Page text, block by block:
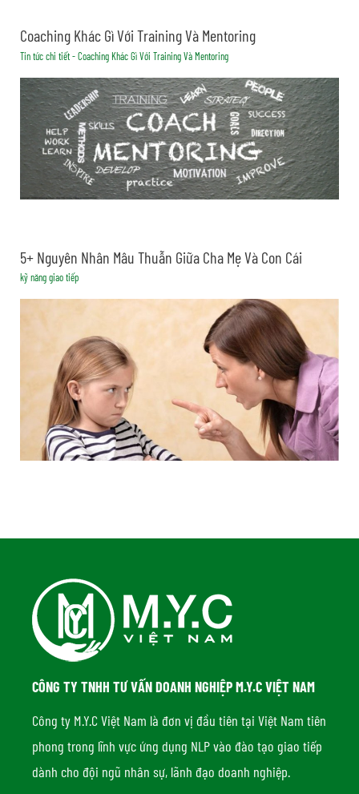
Coaching Khác Gì Với Training Và Mentoring
Tin tức chi tiết - Coaching Khác Gì Với Training Và Mentoring
5+ Nguyên Nhân Mâu Thuẫn Giữa Cha Mẹ Và Con Cái
kỹ năng giao tiếp
CÔNG TY TNHH TƯ VẤN DOANH NGHIỆP M.Y.C VIỆT NAM
Công ty M.Y.C Việt Nam là đơn vị đầu tiên tại Việt Nam tiên
phong trong lĩnh vực ứng dụng NLP vào đào tạo giao tiếp
dành cho đội ngũ nhân sự, lãnh đạo doanh nghiệp.